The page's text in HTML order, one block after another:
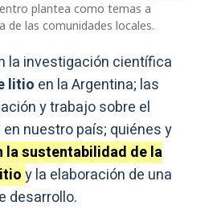
plantea como temas a
de las comunidades locales.
la investigación científica
litio en la Argentina; las
y trabajo sobre el
nuestro país; quiénes y
la sustentabilidad de la
y la elaboración de una
desarrollo.